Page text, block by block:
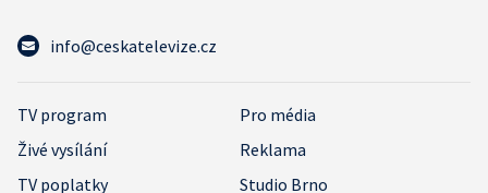
info@ceskatelevize.cz
TV program
Pro média
Živé vysílání
Reklama
TV poplatky
Studio Brno